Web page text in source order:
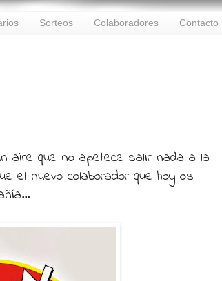
Sorteos Colaboradores Contacto
aire que no apetece salir nada a la
el nuevo colaborador que hoy os